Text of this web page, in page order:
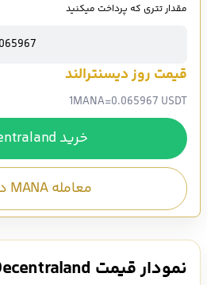
مقدار تتری که پرداخت میکنید
قیمت روز دیسنترالند
1MANA=0.065967 USDT
خرید Decentraland
معامله MANA در بازار
نمودار قیمت Decentraland